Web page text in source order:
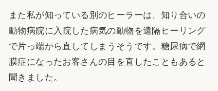
また私が知っている別のヒーラーは、知り合いの
動物病院に入院した病気の動物を遠隔ヒーリング
で片っ端から直してしまうそうです。糖尿病で網
膜症になったお客さんの目を直したこともあると
聞きました。